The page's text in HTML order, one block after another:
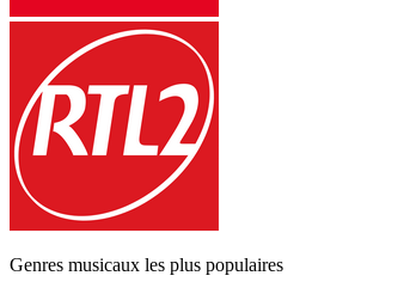
Genres musicaux les plus populaires